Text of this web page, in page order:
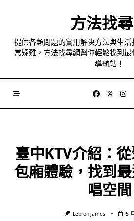
方法找
提供各類問題的實用解決方法與生
常疑難，方法找尋網幫你輕鬆找到
導航站！
臺中KTV介紹：
包廂體驗，找到
唱空間
Lebron James 5